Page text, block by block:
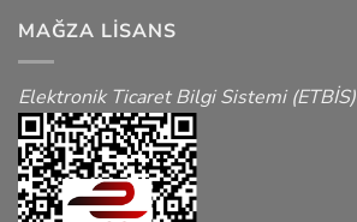
MAĞZA LISANS
Elektronik Ticaret Bilgi Sistemi (ETBİS)